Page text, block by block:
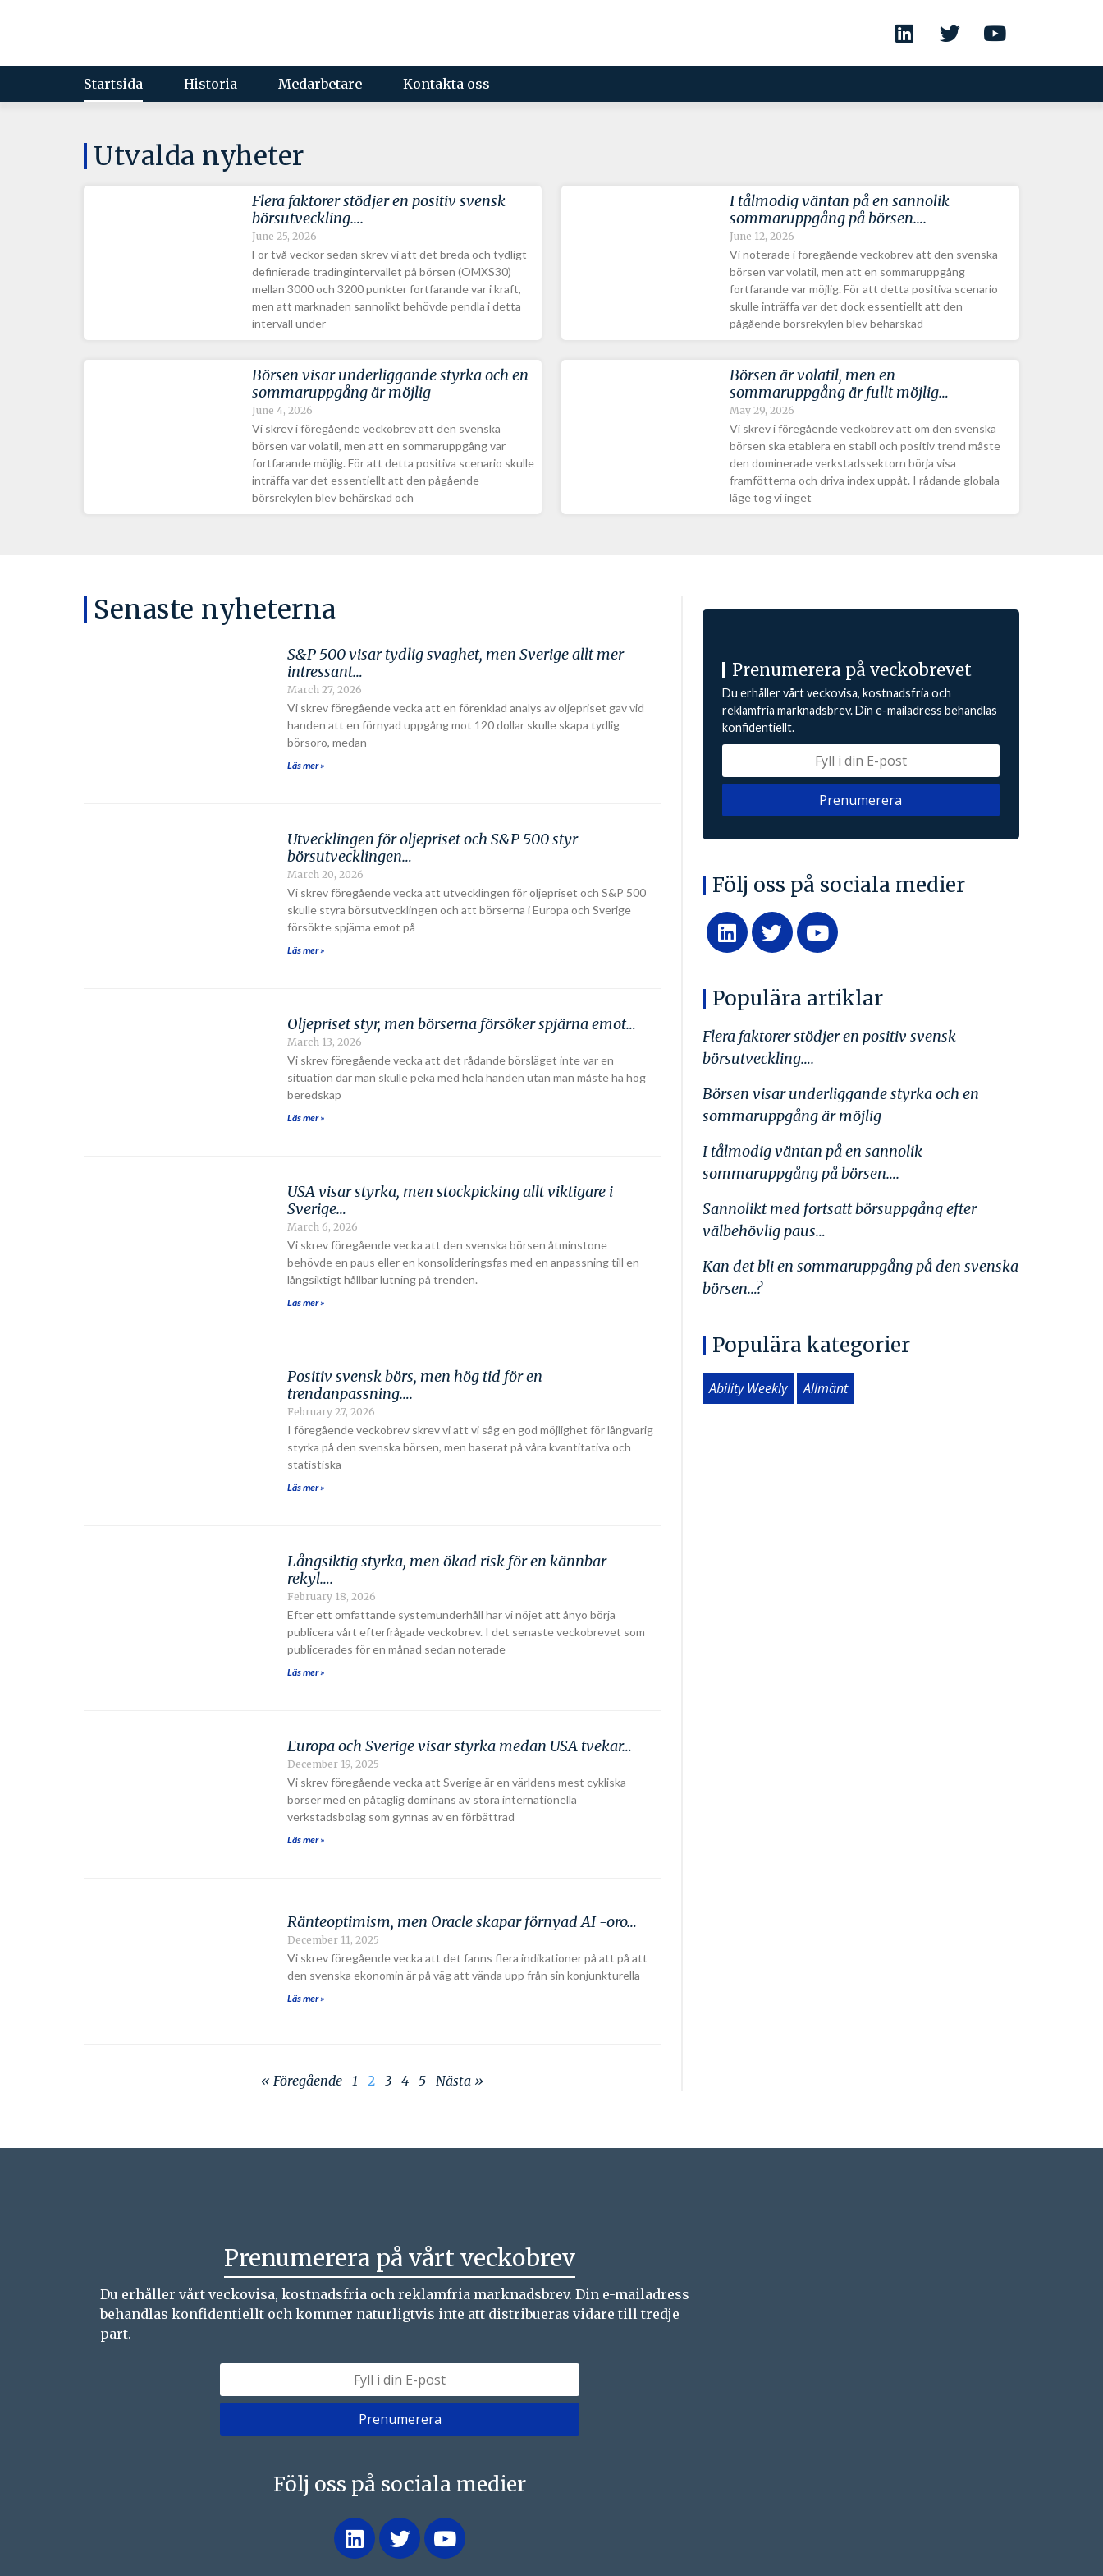
Startsida Historia Medarbetare Kontakta oss
Utvalda nyheter
Flera faktorer stödjer en positiv svensk
börsutveckling….
June 25, 2026
För två veckor sedan skrev vi att det breda och tydligt
definierade tradingintervallet på börsen (OMXS30)
mellan 3000 och 3200 punkter fortfarande var i kraft,
men att marknaden sannolikt behövde pendla i detta
intervall under
I tålmodig väntan på en sannolik
sommaruppgång på börsen….
June 12, 2026
Vi noterade i föregående veckobrev att den svenska
börsen var volatil, men att en sommaruppgång
fortfarande var möjlig. För att detta positiva scenario
skulle inträffa var det dock essentiellt att den
pågående börsrekylen blev behärskad
Börsen visar underliggande styrka och en
sommaruppgång är möjlig
June 4, 2026
Vi skrev i föregående veckobrev att den svenska
börsen var volatil, men att en sommaruppgång var
fortfarande möjlig. För att detta positiva scenario skulle
inträffa var det essentiellt att den pågående
börsrekylen blev behärskad och
Börsen är volatil, men en
sommaruppgång är fullt möjlig…
May 29, 2026
Vi skrev i föregående veckobrev att om den svenska
börsen ska etablera en stabil och positiv trend måste
den dominerade verkstadssektorn börja visa
framfötterna och driva index uppåt. I rådande globala
läge tog vi inget
Senaste nyheterna
S&P 500 visar tydlig svaghet, men Sverige allt mer
intressant…
March 27, 2026
Vi skrev föregående vecka att en förenklad analys av oljepriset gav vid
handen att en förnyad uppgång mot 120 dollar skulle skapa tydlig
börsoro, medan
Läs mer »
Utvecklingen för oljepriset och S&P 500 styr
börsutvecklingen…
March 20, 2026
Vi skrev föregående vecka att utvecklingen för oljepriset och S&P 500
skulle styra börsutvecklingen och att börserna i Europa och Sverige
försökte spjärna emot på
Läs mer »
Oljepriset styr, men börserna försöker spjärna emot…
March 13, 2026
Vi skrev föregående vecka att det rådande börsläget inte var en
situation där man skulle peka med hela handen utan man måste ha hög
beredskap
Läs mer »
USA visar styrka, men stockpicking allt viktigare i
Sverige…
March 6, 2026
Vi skrev föregående vecka att den svenska börsen åtminstone
behövde en paus eller en konsolideringsfas med en anpassning till en
långsiktigt hållbar lutning på trenden.
Läs mer »
Positiv svensk börs, men hög tid för en
trendanpassning….
February 27, 2026
I föregående veckobrev skrev vi att vi såg en god möjlighet för långvarig
styrka på den svenska börsen, men baserat på våra kvantitativa och
statistiska
Läs mer »
Långsiktig styrka, men ökad risk för en kännbar
rekyl….
February 18, 2026
Efter ett omfattande systemunderhåll har vi nöjet att ånyo börja
publicera vårt efterfrågade veckobrev. I det senaste veckobrevet som
publicerades för en månad sedan noterade
Läs mer »
Europa och Sverige visar styrka medan USA tvekar…
December 19, 2025
Vi skrev föregående vecka att Sverige är en världens mest cykliska
börser med en påtaglig dominans av stora internationella
verkstadsbolag som gynnas av en förbättrad
Läs mer »
Ränteoptimism, men Oracle skapar förnyad AI -oro…
December 11, 2025
Vi skrev föregående vecka att det fanns flera indikationer på att på att
den svenska ekonomin är på väg att vända upp från sin konjunkturella
Läs mer »
« Föregående 1 2 3 4 5 Nästa »
Prenumerera på veckobrevet
Du erhåller vårt veckovisa, kostnadsfria och
reklamfria marknadsbrev. Din e-mailadress behandlas
konfidentiellt.
Följ oss på sociala medier
Populära artiklar
Flera faktorer stödjer en positiv svensk
börsutveckling….
Börsen visar underliggande styrka och en
sommaruppgång är möjlig
I tålmodig väntan på en sannolik
sommaruppgång på börsen….
Sannolikt med fortsatt börsuppgång efter
välbehövlig paus…
Kan det bli en sommaruppgång på den svenska
börsen…?
Populära kategorier
Ability Weekly Allmänt
Prenumerera på vårt veckobrev
Du erhåller vårt veckovisa, kostnadsfria och reklamfria marknadsbrev. Din e-mailadress
behandlas konfidentiellt och kommer naturligtvis inte att distribueras vidare till tredje
part.
Följ oss på sociala medier